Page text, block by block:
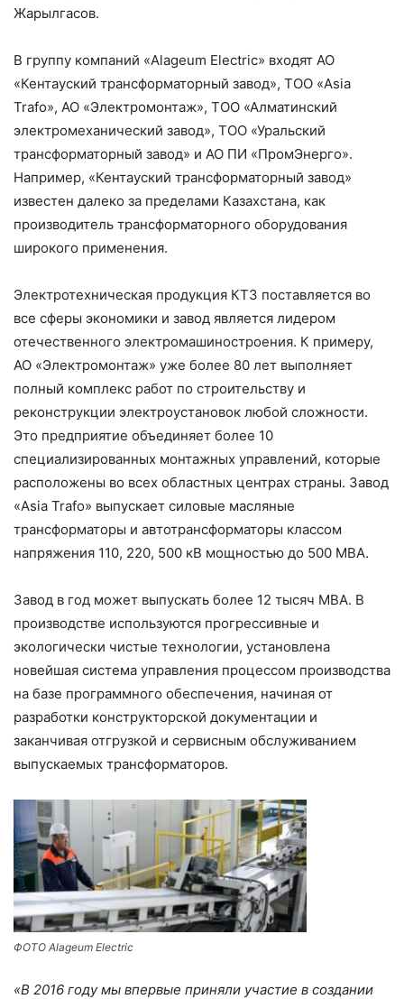
Жарылгасов.
В группу компаний «Alageum Electric» входят АО
«Кентауский трансформаторный завод», ТОО «Asia
Trafo», АО «Электромонтаж», ТОО «Алматинский
электромеханический завод», ТОО «Уральский
трансформаторный завод» и АО ПИ «ПромЭнерго».
Например, «Кентауский трансформаторный завод»
известен далеко за пределами Казахстана, как
производитель трансформаторного оборудования
широкого применения.
Электротехническая продукция КТЗ поставляется во
все сферы экономики и завод является лидером
отечественного электромашиностроения. К примеру,
АО «Электромонтаж» уже более 80 лет выполняет
полный комплекс работ по строительству и
реконструкции электроустановок любой сложности.
Это предприятие объединяет более 10
специализированных монтажных управлений, которые
расположены во всех областных центрах страны. Завод
«Asia Trafo» выпускает силовые масляные
трансформаторы и автотрансформаторы классом
напряжения 110, 220, 500 кВ мощностью до 500 МВА.
Завод в год может выпускать более 12 тысяч МВА. В
производстве используются прогрессивные и
экологически чистые технологии, установлена
новейшая система управления процессом производства
на базе программного обеспечения, начиная от
разработки конструкторской документации и
заканчивая отгрузкой и сервисным обслуживанием
выпускаемых трансформаторов.
ФОТО Alageum Electric
«В 2016 году мы впервые приняли участие в создании